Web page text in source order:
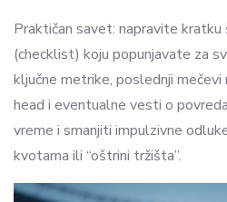
Praktičan savet: napravite kratku
(checklist) koju popunjavate za
ključne metrike, poslednji
head i eventualne vesti o
vreme i smanjiti impulzivne
kvotama ili “oštrini tržišta”.